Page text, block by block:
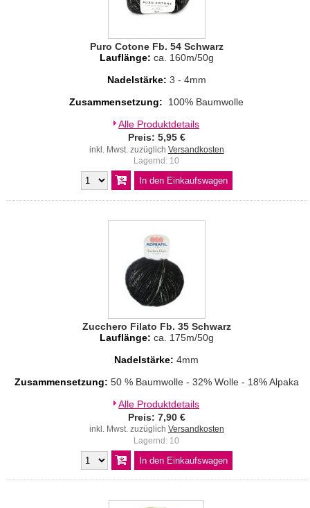
Puro Cotone Fb. 54 Schwarz
Lauflänge: ca. 160m/50g
Nadelstärke: 3 - 4mm
Zusammensetzung:
100% Baumwolle
Alle Produktdetails
Preis: 5,95 €
inkl. Mwst. zuzüglich Versandkosten
Lagernd: 10
Zucchero Filato Fb. 35 Schwarz
Lauflänge: ca. 175m/50g
Nadelstärke: 4mm
Zusammensetzung: 50 % Baumwolle - 32% Wolle - 18% Alpaka
Alle Produktdetails
Preis: 7,90 €
inkl. Mwst. zuzüglich Versandkosten
Lagernd: 10